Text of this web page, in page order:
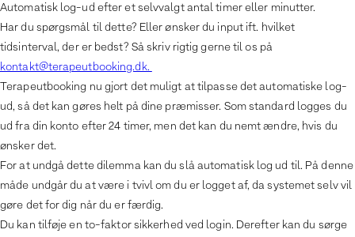
Automatisk log-ud efter et selvvalgt antal timer eller minutter.
Har du spørgsmål til dette? Eller ønsker du input ift. hvilket
tidsinterval, der er bedst? Så skriv rigtig gerne til os på
kontakt@terapeutbooking.dk.
Terapeutbooking nu gjort det muligt at tilpasse det automatiske log-
ud, så det kan gøres helt på dine præmisser. Som standard logges du
ud fra din konto efter 24 timer, men det kan du nemt ændre, hvis du
ønsker det.
For at undgå dette dilemma kan du slå automatisk log ud til. På denne
måde undgår du at være i tvivl om du er logget af, da systemet selv vil
gøre det for dig når du er færdig.
Du kan tilføje en to-faktor sikkerhed ved login. Derefter kan du sørge